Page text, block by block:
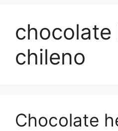
chocolate
chileno
Chocolate